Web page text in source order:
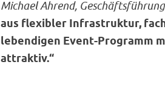
Michael Ahrend,
aus flexibler Infrastruktur,
lebendigen Event-Programm
attraktiv.“